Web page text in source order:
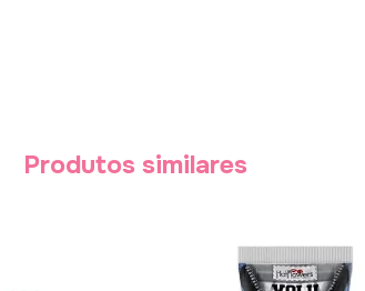
Produtos similares